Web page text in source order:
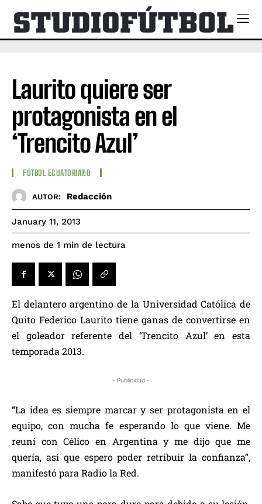
Laurito quiere ser
protagonista en el
‘Trencito Azul’
FÚTBOL ECUATORIANO
AUTOR: Redacción
January 11, 2013
menos de 1 min de lectura
El delantero argentino de la Universidad Católica de
Quito Federico Laurito tiene ganas de convertirse en
el goleador referente del ‘Trencito Azul’ en esta
temporada 2013.
- Publicidad -
“La idea es siempre marcar y ser protagonista en el
equipo, con mucha fe esperando lo que viene. Me
reuní con Célico en Argentina y me dijo que me
quería, así que espero poder retribuir la confianza”,
manifestó para Radio la Red.